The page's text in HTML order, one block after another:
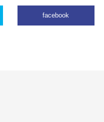
facebook